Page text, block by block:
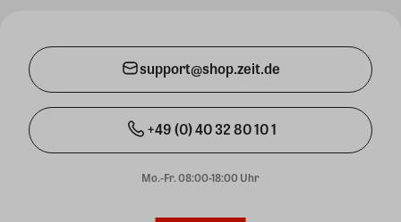
support@shop.zeit.de
+49 (0) 40 32 80 10 1
Mo.-Fr. 08:00-18:00 Uhr